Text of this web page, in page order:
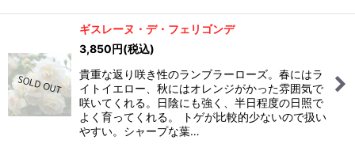
ギスレーヌ・デ・フェリゴンデ
3,850円(税込)
貴重な返り咲き性のランブラーローズ。春にはラ
イトイエロー、秋にはオレンジがかった雰囲気で
咲いてくれる。日陰にも強く、半日程度の日照で
よく育ってくれる。 トゲが比較的少ないので扱い
やすい。シャープな葉…